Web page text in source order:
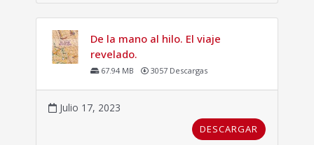
De la mano al hilo. El viaje
revelado.
67.94 MB 3057 Descargas
Julio 17, 2023
DESCARGAR